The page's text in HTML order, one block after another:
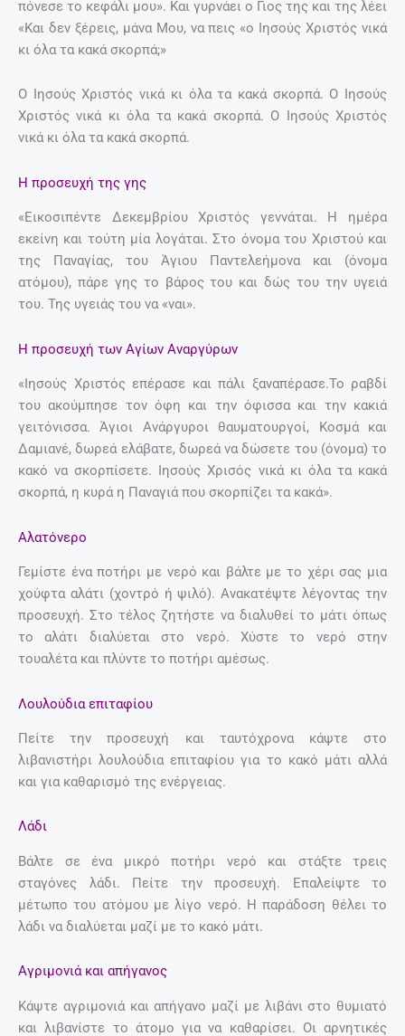
πόνεσε το κεφάλι μου». Και γυρνάει ο Γιος της και της λέει
«Και δεν ξέρεις, μάνα Μου, να πεις «ο Ιησούς Χριστός νικά
κι όλα τα κακά σκορπά;»
Ο Ιησούς Χριστός νικά κι όλα τα κακά σκορπά. Ο Ιησούς
Χριστός νικά κι όλα τα κακά σκορπά. Ο Ιησούς Χριστός
νικά κι όλα τα κακά σκορπά.
Η προσευχή της γης
«Εικοσιπέντε Δεκεμβρίου Χριστός γεννάται. Η ημέρα
εκείνη και τούτη μία λογάται. Στο όνομα του Χριστού και
της Παναγίας, του Άγιου Παντελεήμονα και (όνομα
ατόμου), πάρε γης το βάρος του και δώς του την υγειά
του. Της υγειάς του να «ναι».
Η προσευχή των Αγίων Αναργύρων
«Ιησούς Χριστός επέρασε και πάλι ξαναπέρασε.Το ραβδί
του ακούμπησε τον όφη και την όφισσα και την κακιά
γειτόνισσα. Άγιοι Ανάργυροι θαυματουργοί, Κοσμά και
Δαμιανέ, δωρεά ελάβατε, δωρεά να δώσετε του (όνομα) το
κακό να σκορπίσετε. Ιησούς Χρισός νικά κι όλα τα κακά
σκορπά, η κυρά η Παναγιά που σκορπίζει τα κακά».
Αλατόνερο
Γεμίστε ένα ποτήρι με νερό και βάλτε με το χέρι σας μια
χούφτα αλάτι (χοντρό ή ψιλό). Ανακατέψτε λέγοντας την
προσευχή. Στο τέλος ζητήστε να διαλυθεί το μάτι όπως
το αλάτι διαλύεται στο νερό. Χύστε το νερό στην
τουαλέτα και πλύντε το ποτήρι αμέσως.
Λουλούδια επιταφίου
Πείτε την προσευχή και ταυτόχρονα κάψτε στο
λιβανιστήρι λουλούδια επιταφίου για το κακό μάτι αλλά
και για καθαρισμό της ενέργειας.
Λάδι
Βάλτε σε ένα μικρό ποτήρι νερό και στάξτε τρεις
σταγόνες λάδι. Πείτε την προσευχή. Επαλείψτε το
μέτωπο του ατόμου με λίγο νερό. Η παράδοση θέλει το
λάδι να διαλύεται μαζί με το κακό μάτι.
Αγριμονιά και απήγανος
Κάψτε αγριμονιά και απήγανο μαζί με λιβάνι στο θυμιατό
και λιβανίστε το άτομο για να καθαρίσει. Οι αρνητικές